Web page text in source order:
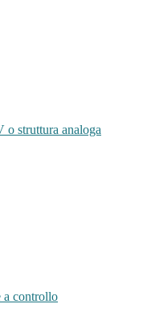
o struttura analoga
a controllo